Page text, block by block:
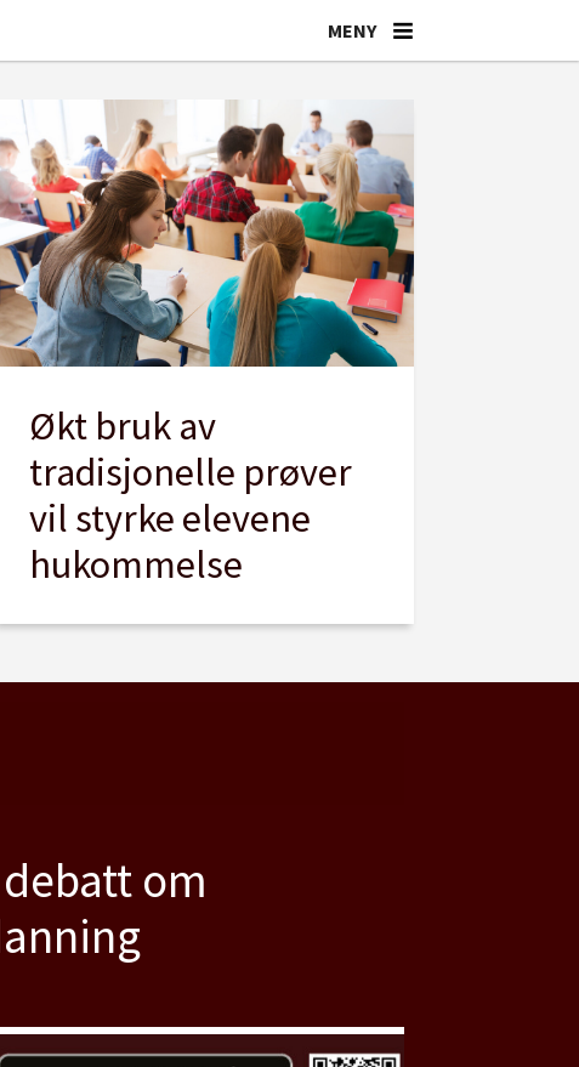
Økt bruk av
tradisjonelle prøver
vil styrke elevene
hukommelse
om